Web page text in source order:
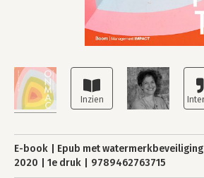
E-book Epub met watermerkbeveiliging
2020
1e druk 9789462763715